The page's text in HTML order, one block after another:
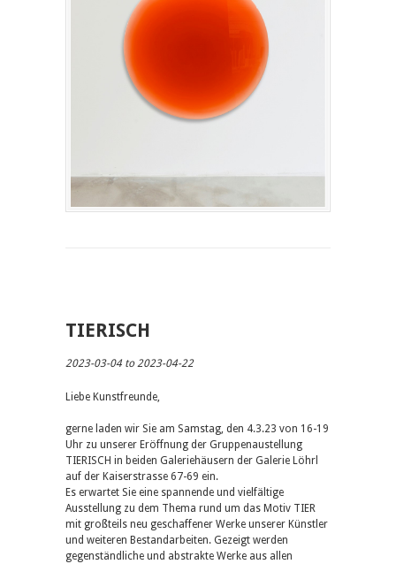
TIERISCH
2023-03-04 to 2023-04-22
Liebe Kunstfreunde,
gerne laden wir Sie am Samstag, den 4.3.23 von 16-19
Uhr zu unserer Eröffnung der Gruppenaustellung
TIERISCH in beiden Galeriehäusern der Galerie Löhrl
auf der Kaiserstrasse 67-69 ein.
Es erwartet Sie eine spannende und vielfältige
Ausstellung zu dem Thema rund um das Motiv TIER
mit großteils neu geschaffener Werke unserer Künstler
und weiteren Bestandarbeiten. Gezeigt werden
gegenständliche und abstrakte Werke aus allen